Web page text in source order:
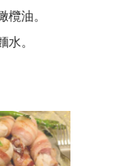
油。
。